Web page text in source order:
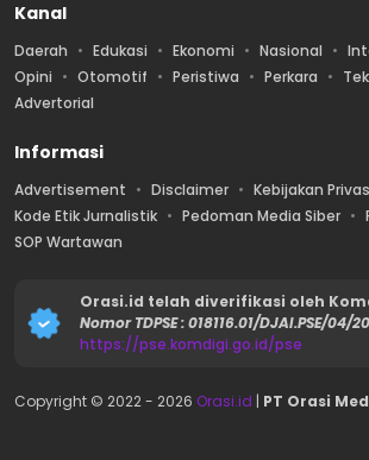
Kanal
Daerah Edukasi Ekonomi Nasional
Opini
Otomotif Peristiwa Perkara
Advertorial
Informasi
Advertisement Disclaimer
Kebijakan
Kode Etik Jurnalistik
Pedoman Media Siber
SOP Wartawan
Orasi.id telah diverifikasi oleh
Nomor TDPSE : 018116.01/DJAI.PSE/04/
https://pse.komdigi.go.id/pse
Copyright © 2022 - 2026 Orasi.id | PT Orasi